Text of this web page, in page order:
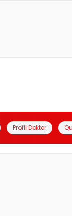
Profil Dokter